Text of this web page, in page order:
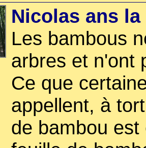
Nicolas ans
Les bambous
arbres et n'ont
Ce que
appellent, à
de bambou